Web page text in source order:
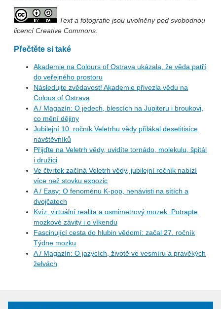
Text a fotografie jsou uvolněny pod svobodnou
licencí Creative Commons.
Přečtěte si také
Akademie na Colours of Ostrava ukázala, že věda patří
do veřejného prostoru
Následujte zvědavost! Akademie přivezla vědu na
Colous of Ostrava
A / Magazín: O jedech, blescích na Jupiteru i broukovi,
co mění dějiny
Jubilejní 10. ročník Veletrhu vědy přilákal desetitisíce
návštěvníků
Přijďte na Veletrh vědy, uvidíte tornádo, molekulu, špitál
i družici
Ve čtvrtek začíná Veletrh vědy, jubilejní ročník nabízí
více než stovku expozic
A / Easy: O fenoménu K-pop, nenávisti na sítích a
dvojčatech
Kvíz, virtuální realita a osmimetrový mozek. Potrapte
mozkové závity i o víkendu
Fascinující cesta do hlubin vědomí: začal 27. ročník
Týdne mozku
A / Magazín: O jazycích, životě ve vesmíru a pravěkých
želvách